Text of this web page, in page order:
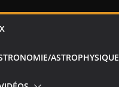
ASTROPHYSIQUE